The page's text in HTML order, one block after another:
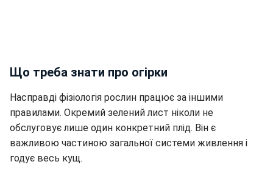
Що треба знати про огірки
Насправді фізіологія рослин працює за іншими
правилами. Окремий зелений лист ніколи не
обслуговує лише один конкретний плід. Він є
важливою частиною загальної системи живлення і
годує весь кущ.